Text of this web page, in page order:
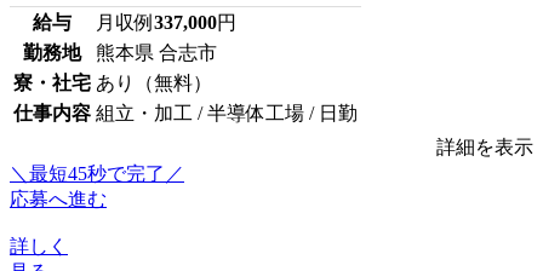
給与 月収例 337,000円
勤務地
熊本県 合志市
寮・社宅 あり（無料）
仕事内容 組立・加工 / 半導体工場 / 日勤
詳細を表示
＼最短45秒で完了／
応募へ進む
詳しく